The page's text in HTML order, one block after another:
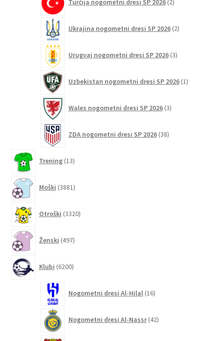
Turčija nogometni dresi SP 2026 2izdelka
Ukrajina nogometni dresi SP 2026 2izdelka
Urugvaj nogometni dresi SP 2026 3izdelki
Uzbekistan nogometni dresi SP 2026 1izdelek
Wales nogometni dresi SP 2026 3izdelki
ZDA nogometni dresi SP 2026 38izdelkov
Trening 13izdelkov
Moški 3881izdelkov
Otroški 3320izdelkov
Ženski 497izdelkov
Klubi 6200izdelkov
Nogometni dresi Al-Hilal 16izdelkov
Nogometni dresi Al-Nassr 42izdelkov